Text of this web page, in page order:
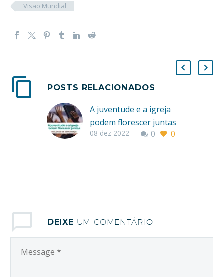
Visão Mundial
POSTS RELACIONADOS
A juventude e a igreja
podem florescer juntas
Por Lissânder Dias
Esperança” realizado
no último dia 29/11, a
0 0
08 dez 2022
DEIXE UM COMENTÁRIO